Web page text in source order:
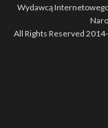
Wydawcą
All Rights Reserved 2014-